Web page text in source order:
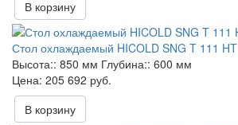
В корзину
Стол охлаждаемый HICOLD SNG T 111 HT
Высота:: 850 мм Глубина:: 600 мм
205 692 руб.
В корзину